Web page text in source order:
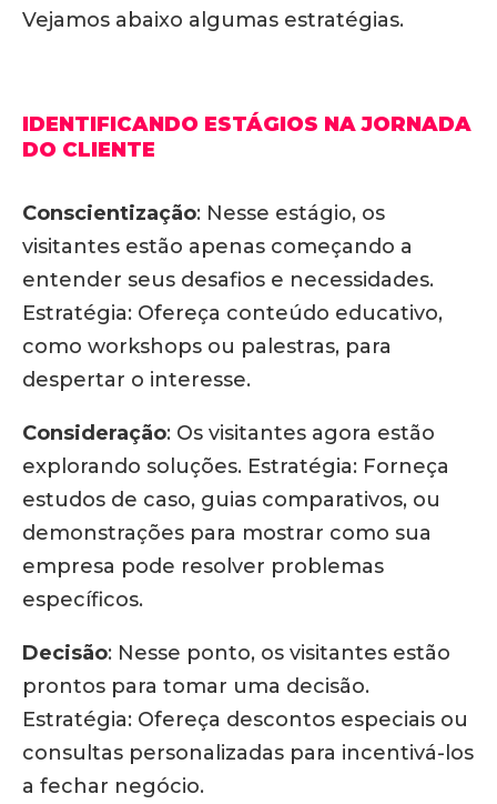
Vejamos abaixo algumas estratégias.
IDENTIFICANDO ESTÁGIOS NA JORNADA
DO CLIENTE
Conscientização: Nesse estágio, os
visitantes estão apenas começando a
entender seus desafios e necessidades.
Estratégia: Ofereça conteúdo educativo,
como workshops ou palestras, para
despertar o interesse.
Consideração: Os visitantes agora estão
explorando soluções. Estratégia: Forneça
estudos de caso, guias comparativos, ou
demonstrações para mostrar como sua
empresa pode resolver problemas
específicos.
Decisão: Nesse ponto, os visitantes estão
prontos para tomar uma decisão.
Estratégia: Ofereça descontos especiais ou
consultas personalizadas para incentivá-los
a fechar negócio.